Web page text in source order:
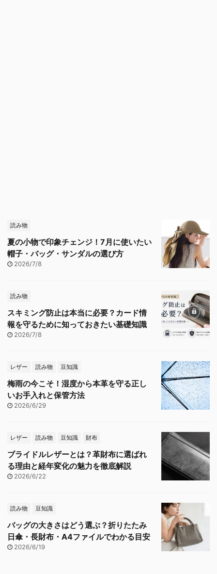
読み物
夏の小物で印象チェンジ！7月に使いたい
帽子・バッグ・サンダルの選び方
2026/7/8
読み物
スキミング防止は本当に必要？カード情
報を守るために知っておきたい基礎知識
2026/7/8
レザー 読み物 豆知識
梅雨の今こそ！湿度から本革を守る正し
いお手入れと保管方法
2026/6/29
レザー 読み物 豆知識 財布
ブライドルレザーとは？革財布に選ばれ
る理由と経年変化の魅力を徹底解説
2026/6/22
読み物 豆知識
バッグの大きさはどう選ぶ？折りたたみ
日傘・長財布・A4ファイルでわかる目安
2026/6/19